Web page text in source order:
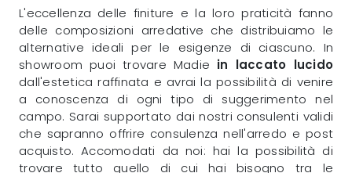
L'eccellenza delle finiture e la loro praticità fanno
delle composizioni arredative che distribuiamo le
alternative ideali per le esigenze di ciascuno. In
showroom puoi trovare Madie in laccato lucido
dall'estetica raffinata e avrai la possibilità di venire
a conoscenza di ogni tipo di suggerimento nel
campo. Sarai supportato dai nostri consulenti validi
che sapranno offrire consulenza nell'arredo e post
acquisto. Accomodati da noi: hai la possibilità di
trovare tutto quello di cui hai bisogno tra le